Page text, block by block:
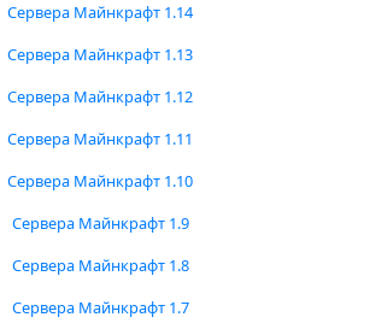
Сервера Майнкрафт 1.14
Сервера Майнкрафт 1.13
Сервера Майнкрафт 1.12
Сервера Майнкрафт 1.11
Сервера Майнкрафт 1.10
Сервера Майнкрафт 1.9
Сервера Майнкрафт 1.8
Сервера Майнкрафт 1.7